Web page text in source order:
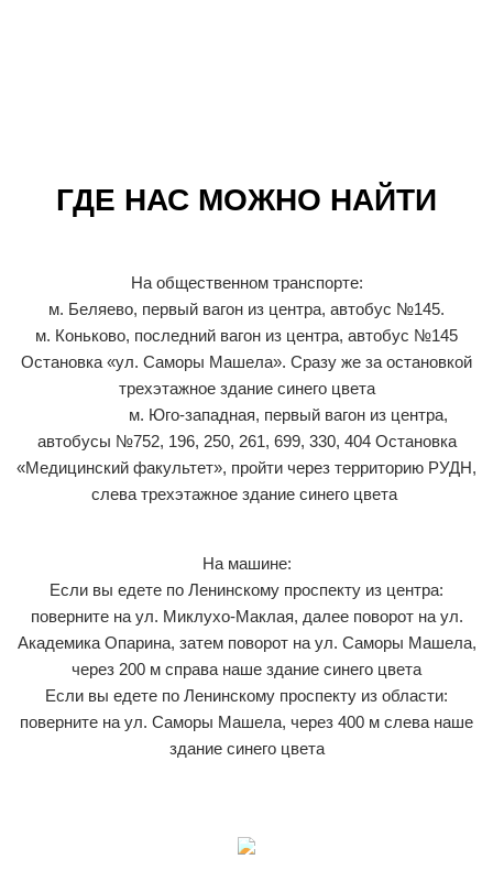
ГДЕ НАС МОЖНО НАЙТИ
На общественном транспорте:
м. Беляево, первый вагон из центра, автобус №145.
м. Коньково, последний вагон из центра, автобус №145
Остановка «ул. Саморы Машела». Сразу же за остановкой
трехэтажное здание синего цвета
м. Юго-западная, первый вагон из центра,
автобусы №752, 196, 250, 261, 699, 330, 404 Остановка
«Медицинский факультет», пройти через территорию РУДН,
слева трехэтажное здание синего цвета
На машине:
Если вы едете по Ленинскому проспекту из центра:
поверните на ул. Миклухо-Маклая, далее поворот на ул.
Академика Опарина, затем поворот на ул. Саморы Машела,
через 200 м справа наше здание синего цвета
Если вы едете по Ленинскому проспекту из области:
поверните на ул. Саморы Машела, через 400 м слева наше
здание синего цвета